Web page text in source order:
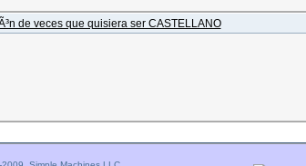
de veces que quisiera ser CASTELLANO